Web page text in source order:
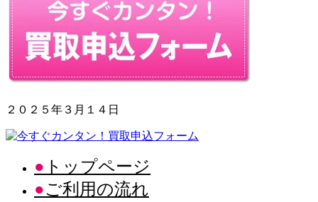
２０２５年３月１４日
トップページ
ご利用の流れ